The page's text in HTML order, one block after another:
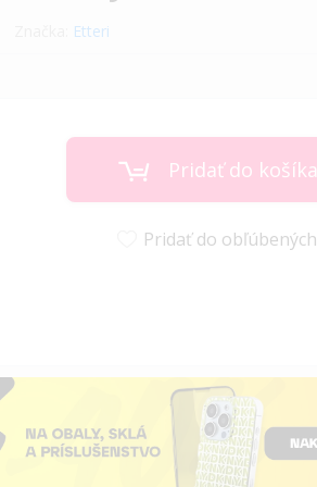
Etteri
Pridať do košíka
Pridať do obľúbených